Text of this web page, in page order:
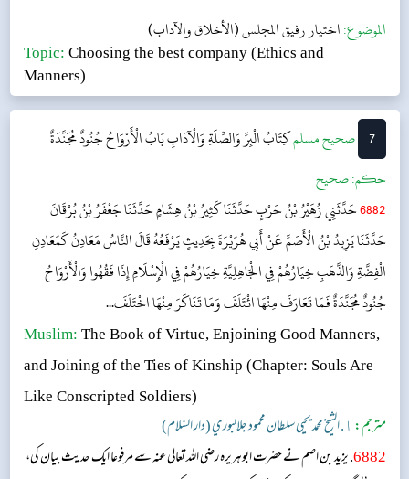
الموضوع:اختيار رفيق المجلس (الأخلاق والآداب)
Topic: Choosing the best company (Ethics and
Manners)
7 ‌صحيح مسلمكِتَابُ الْبِرِّ وَالصِّلَةِ وَالْآدَابِبَابُ الْأَرْوَاحُ جُنُودٌ مُجَنَّدَةٌ
حکم:صحیح
6882حَدَّثَنِي زُهَيْرُ بْنُ حَرْبٍ حَدَّثَنَا كَثِيرُ بْنُ هِشَامٍ حَدَّثَنَا جَعْفَرُ بْنُ بُرْقَانَ
حَدَّثَنَا يَزِيدُ بْنُ الْأَصَمِّ عَنْ أَبِي هُرَيْرَةَ بِحَدِيثٍ يَرْفَعُهُ قَالَ النَّاسُ مَعَادِنُ كَمَعَادِنِ
الْفِضَّةِ وَالذَّهَبِ خِيَارُهُمْ فِي الْجَاهِلِيَّةِ خِيَارُهُمْ فِي الْإِسْلَامِ إِذَا فَقُهُوا وَالْأَرْوَاحُ
جُنُودٌ مُجَنَّدَةٌ فَمَا تَعَارَفَ مِنْهَا ائْتَلَفَ وَمَا تَنَاكَرَ مِنْهَا اخْتَلَفَ...
Muslim: The Book of Virtue, Enjoining Good Manners,
and Joining of the Ties of Kinship (Chapter: Souls Are
Like Conscripted Soldiers)
مترجم: ١. الشيخ محمد يحيىٰ سلطان محمود جلالبوري (دار السّلام)
6882 . یزید بن اصم نے حضرت ابوہریرہ رضی اللہ تعالی عنہ سے مرفوعا ایک حدیث بیان کی،